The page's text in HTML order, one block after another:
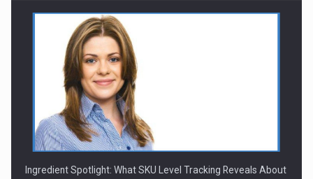
Ingredient Spotlight: What SKU Level Tracking Reveals About